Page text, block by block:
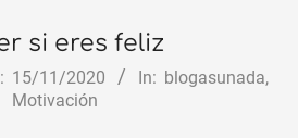
si eres feliz
15/11/2020 In: blogasunada,
Motivación